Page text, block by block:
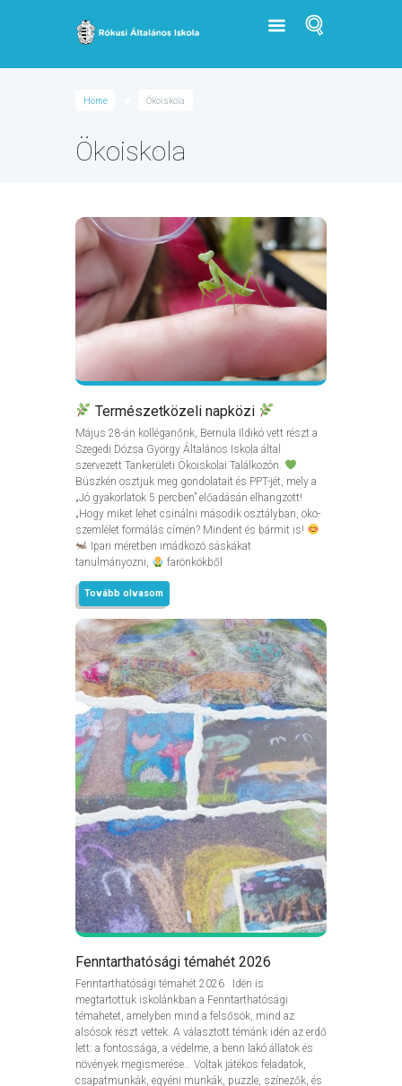
Home Ökoiskola
Ökoiskola
Természetközeli napközi
Május 28-án kolléganőnk, Bernula Ildikó vett részt a
Szegedi Dózsa György Általános Iskola által
szervezett Tankerületi Ökoiskolai Találkozón.
Büszkén osztjuk meg gondolatait és PPT-jét, mely a
„Jó gyakorlatok 5 percben” előadásán elhangzott!
„Hogy miket lehet csinálni második osztályban, öko-
szemlélet formálás címén? Mindent és bármit is!
Ipari méretben imádkozó sáskákat
tanulmányozni,
farönkökből
Tovább olvasom
Fenntarthatósági témahét 2026
Fenntarthatósági témahét 2026 Idén is
megtartottuk iskolánkban a Fenntarthatósági
témahetet, amelyben mind a felsősök, mind az
alsósok részt vettek. A választott témánk idén az erdő
lett: a fontossága, a védelme, a benn lakó állatok és
növények megismerése… Voltak játékos feladatok,
csapatmunkák, egyéni munkák, puzzle, színezők, és